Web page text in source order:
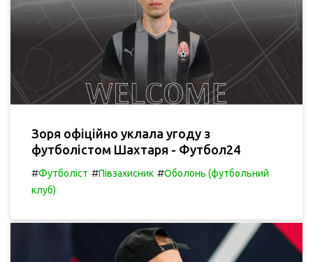
Зоря офіційно уклала угоду з
футболістом Шахтаря - Футбол24
#Футболіст #Півзахисник #Оболонь (футбольний
клуб)